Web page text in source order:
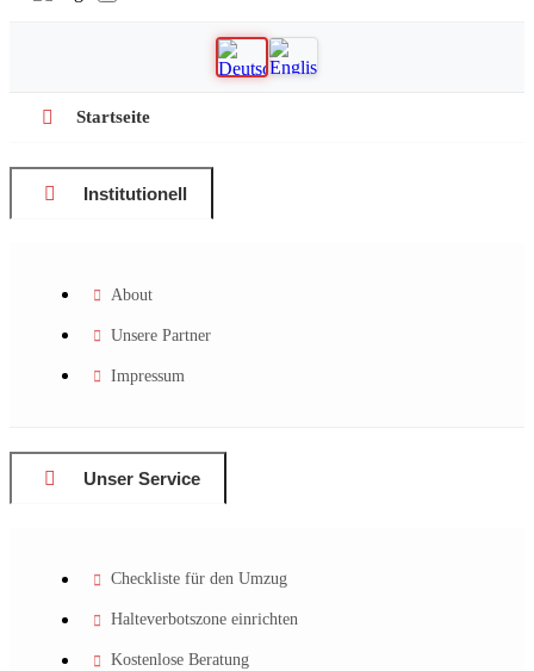
Startseite
Institutionell
About
Unsere Partner
Impressum
Unser Service
Checkliste für den Umzug
Halteverbotszone einrichten
Kostenlose Beratung